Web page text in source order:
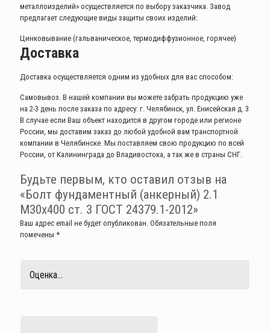
металлоизделий» осуществляется по выбору заказчика. Завод
предлагает следующие виды защиты своих изделий:
Цинковывание (гальваническое, термодиффузионное, горячее)
Доставка
Доставка осуществляется одним из удобных для вас способом:
Самовывоз. В нашей компании вы можете забрать продукцию уже
на 2-3 день после заказа по адресу: г. Челябинск, ул. Енисейская д. 3
В случае если Ваш объект находится в другом городе или регионе
России, мы доставим заказ до любой удобной вам транспортной
компании в Челябинске. Мы поставляем свою продукцию по всей
России, от Калининграда до Владивостока, а так же в страны СНГ.
Будьте первым, кто оставил отзыв на
«Болт фундаментный (анкерный) 2.1
М30х400 ст. 3 ГОСТ 24379.1-2012»
Ваш адрес email не будет опубликован. Обязательные поля
помечены *